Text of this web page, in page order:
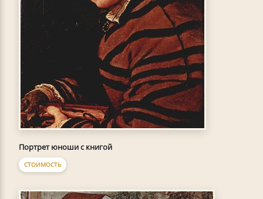
Портрет юноши с книгой
СТОИМОСТЬ